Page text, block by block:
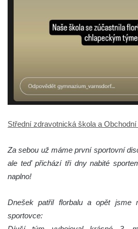
Střední zdravotnická škola a
Za sebou už máme první sportovní
ale teď přichází tři dny nabité
naplno!
Dnešek patřil florbalu a opět jsme
sportovce: